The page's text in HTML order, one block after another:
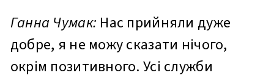
Ганна Чумак: Нас прийняли дуже
добре, я не можу сказати нічого,
окрім позитивного. Усі служби